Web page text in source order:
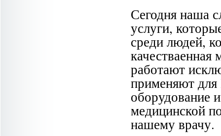
Сегодня наша
услуги,
среди людей,
работают
применяют для
оборудование
медицинской
нашему врачу.